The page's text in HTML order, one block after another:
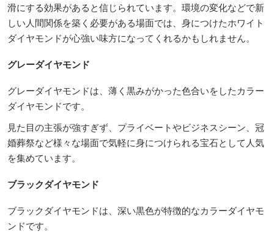
滑にする効果があると信じられています。環境の変化などで新
しい人間関係を築く必要がある場面では、身につけたホワイト
ダイヤモンドが心強い味方になってくれるかもしれません。
グレーダイヤモンド
グレーダイヤモンドは、薄く黒みがかった色合いをしたカラー
ダイヤモンドです。
見た目の主張が強すぎず、プライベートやビジネスシーン、冠
婚葬祭など様々な場面で気軽に身につけられる宝石として人気
を集めています。
ブラックダイヤモンド
ブラックダイヤモンドは、深い黒色が特徴的なカラーダイヤモ
ンドです。